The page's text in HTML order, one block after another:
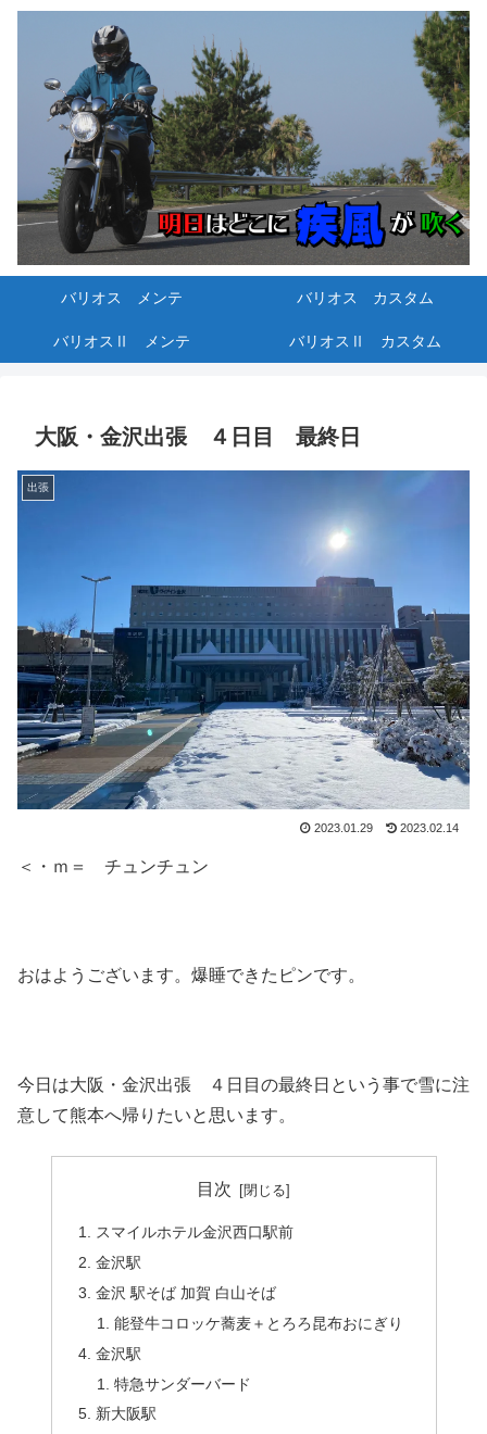
バリオス メンテ バリオス カスタム
バリオスⅡ メンテ バリオスⅡ カスタム
大阪・金沢出張 ４日目 最終日
出張
2023.01.29 2023.02.14
＜・ｍ＝ チュンチュン
おはようございます。爆睡できたピンです。
今日は大阪・金沢出張 ４日目の最終日という事で雪に注
意して熊本へ帰りたいと思います。
目次
スマイルホテル金沢西口駅前
金沢駅
金沢 駅そば 加賀 白山そば
能登牛コロッケ蕎麦＋とろろ昆布おにぎり
金沢駅
特急サンダーバード
新大阪駅